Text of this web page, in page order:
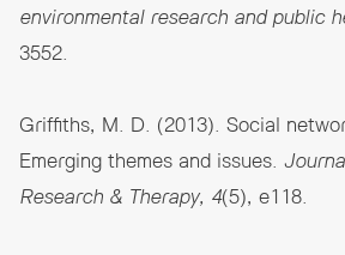
environmental research and public
3552.
Griffiths, M. D. (2013). Social
Emerging themes and issues.
Research & Therapy, 4(5), e118.